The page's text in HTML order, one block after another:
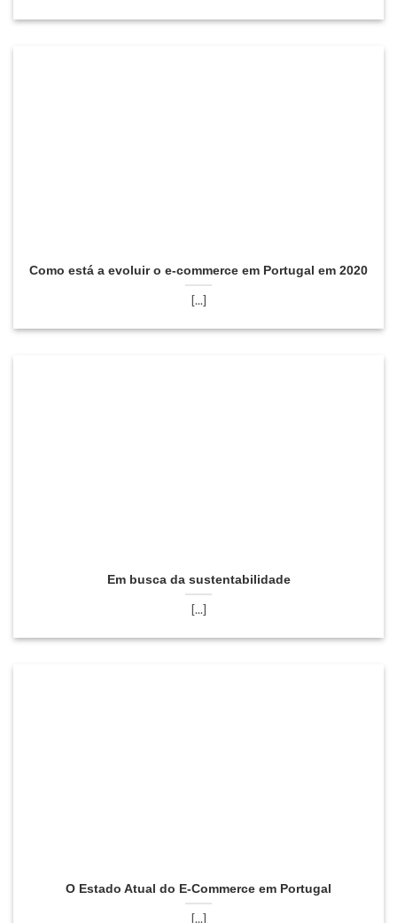
Como está a evoluir o e-commerce em Portugal em 2020
[...]
Em busca da sustentabilidade
[...]
O Estado Atual do E-Commerce em Portugal
[...]